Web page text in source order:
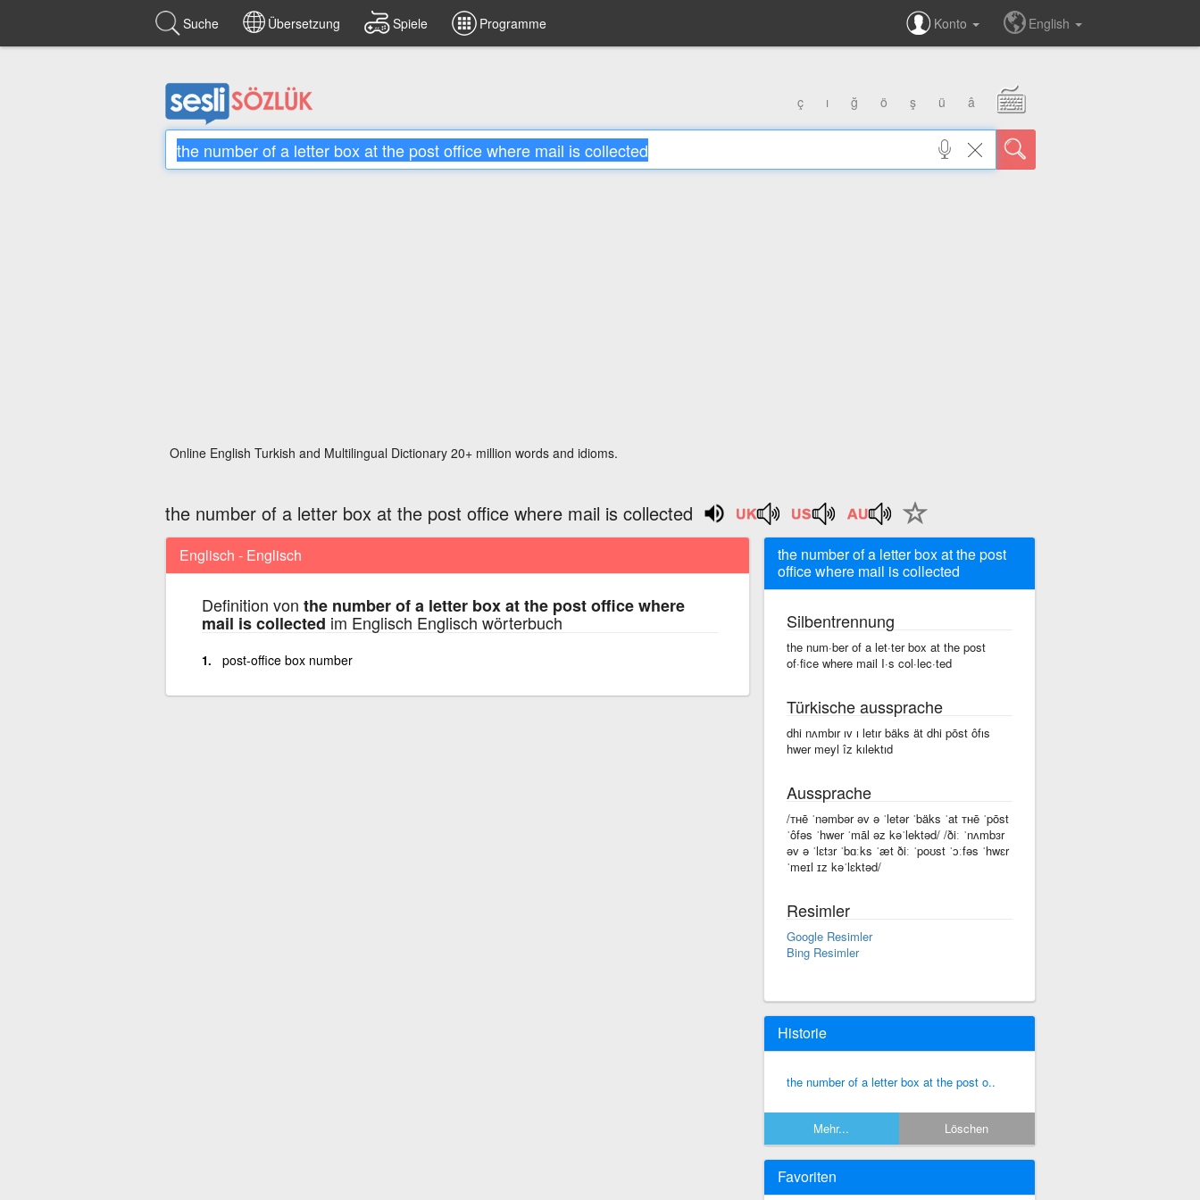
Suche Übersetzung Spiele Programme Konto English
ç ı ğ ö ş ü â
Online English Turkish and Multilingual Dictionary 20+ million words and idioms.
the number of a letter box at the post office where mail is collected
Englisch - Englisch
Definition von the number of a letter box at the post office where
mail is collected im Englisch Englisch wörterbuch
post-office box number
the number of a letter box at the post
office where mail is collected
Silbentrennung
the num·ber of a let·ter box at the post
of·fice where mail I·s col·lec·ted
Türkische aussprache
dhi nʌmbır ıv ı letır bäks ät dhi pōst ôfıs
hwer meyl îz kılektıd
Aussprache
/ᴛʜē ˈnəmbər əv ə ˈletər ˈbäks ˈat ᴛʜē ˈpōst
ˈôfəs ˈhwer ˈmāl əz kəˈlektəd/ /ðiː ˈnʌmbɜr
əv ə ˈlɛtɜr ˈbɑːks ˈæt ðiː ˈpoʊst ˈɔːfəs ˈhwɛr
ˈmeɪl ɪz kəˈlɛktəd/
Resimler
Google Resimler
Bing Resimler
Historie
the number of a letter box at the post o..
Mehr... Löschen
Favoriten